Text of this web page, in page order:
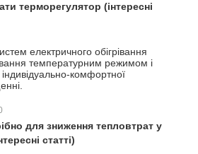
терморегулятор (інтересні
електричного обігрівання
температурним режимом і
комфортної
для зниження тепловтрат у
статті)